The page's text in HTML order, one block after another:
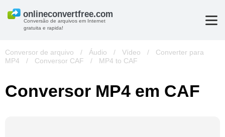
Conversão de arquivos em Internet
gratuita e rapida!
Conversor de arquivo / Áudio / Vídeo /
Converter para
MP4
/ Conversor CAF / MP4 to CAF
Conversor MP4 em CAF